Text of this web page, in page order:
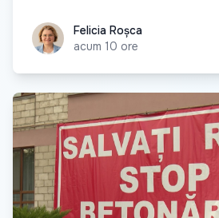
Felicia RoșcaFelicia Roșca
acum 10 ore